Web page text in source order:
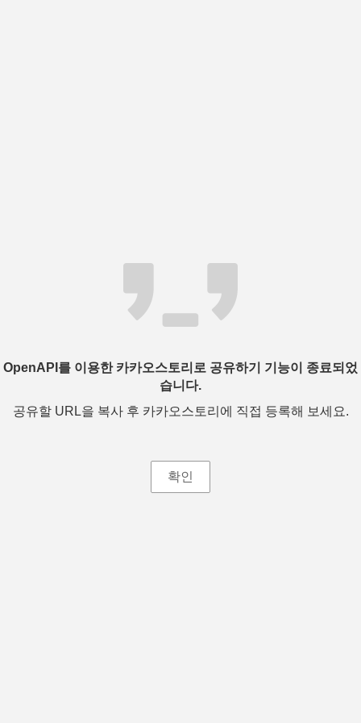
OpenAPI를 이용한 카카오스토리로 공유하기 기능이 종료되었
습니다.
공유할 URL을 복사 후 카카오스토리에 직접 등록해 보세요.
확인